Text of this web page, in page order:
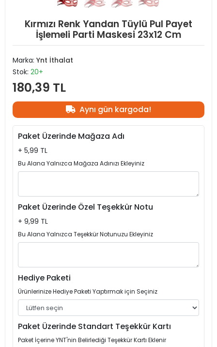
Kırmızı Renk Yandan Tüylü Pul Payet
İşlemeli Parti Maskesi 23x12 Cm
Marka: Ynt İthalat
Stok: 20+
180,39 TL
Aynı gün kargoda!
Paket Üzerinde Mağaza Adı
+ 5,99 TL
Bu Alana Yalnızca Mağaza Adınızı Ekleyiniz
Paket Üzerinde Özel Teşekkür Notu
+ 9,99 TL
Bu Alana Yalnızca Teşekkür Notunuzu Ekleyiniz
Hediye Paketi
Ürünlerinize Hediye Paketi Yaptırmak için Seçiniz
Paket Üzerinde Standart Teşekkür Kartı
Paket İçerine YNT'nin Belirlediği Teşekkür Kartı Eklenir